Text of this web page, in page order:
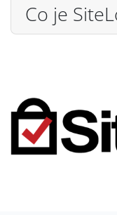
Co je